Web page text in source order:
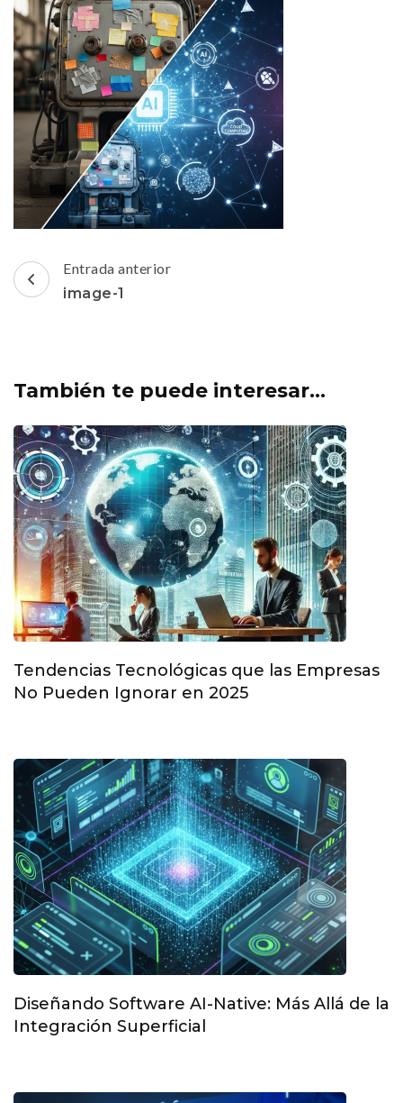
Navegación
de
Entrada anterior
image-1
También te puede interesar...
Tendencias Tecnológicas que las Empresas
No Pueden Ignorar en 2025
Diseñando Software AI-Native: Más Allá de la
Integración Superficial